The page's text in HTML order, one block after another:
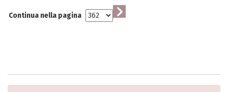
Continua nella pagina